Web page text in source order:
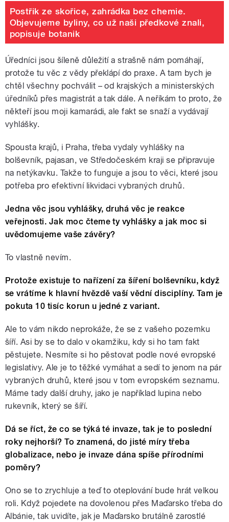
Postřik ze skořice, zahrádka bez chemie.
Objevujeme byliny, co už naši předkové znali,
popisuje botanik
Úředníci jsou šíleně důležití a strašně nám pomáhají,
protože tu věc z vědy překlápí do praxe. A tam bych je
chtěl všechny pochválit – od krajských a ministerských
úředníků přes magistrát a tak dále. A neříkám to proto, že
někteří jsou moji kamarádi, ale fakt se snaží a vydávají
vyhlášky.
Spousta krajů, i Praha, třeba vydaly vyhlášky na
bolševník, pajasan, ve Středočeském kraji se připravuje
na netýkavku. Takže to funguje a jsou to věci, které jsou
potřeba pro efektivní likvidaci vybraných druhů.
Jedna věc jsou vyhlášky, druhá věc je reakce
veřejnosti. Jak moc čteme ty vyhlášky a jak moc si
uvědomujeme vaše závěry?
To vlastně nevím.
Protože existuje to nařízení za šíření bolševníku, když
se vrátíme k hlavní hvězdě vaší vědní disciplíny. Tam je
pokuta 10 tisíc korun u jedné z variant.
Ale to vám nikdo neprokáže, že se z vašeho pozemku
šíří. Asi by se to dalo v okamžiku, kdy si ho tam fakt
pěstujete. Nesmíte si ho pěstovat podle nové evropské
legislativy. Ale je to těžké vymáhat a sedí to jenom na pár
vybraných druhů, které jsou v tom evropském seznamu.
Máme tady další druhy, jako je například lupina nebo
rukevník, který se šíří.
Dá se říct, že co se týká té invaze, tak je to poslední
roky nejhorší? To znamená, do jisté míry třeba
globalizace, nebo je invaze dána spíše přírodními
poměry?
Ono se to zrychluje a teď to oteplování bude hrát velkou
roli. Když pojedete na dovolenou přes Maďarsko třeba do
Albánie, tak uvidíte, jak je Maďarsko brutálně zarostlé